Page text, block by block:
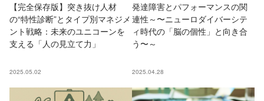
【完全保存版】突き抜け人材
の“特性診断”とタイプ別マネジメ
ント戦略：未来のユニコーンを
支える「人の見立て力」
2025.05.02
発達障害とパフォーマンスの関
連性～〜ニューロダイバーシテ
ィ時代の「脳の個性」と向き合
う〜～
2025.04.28